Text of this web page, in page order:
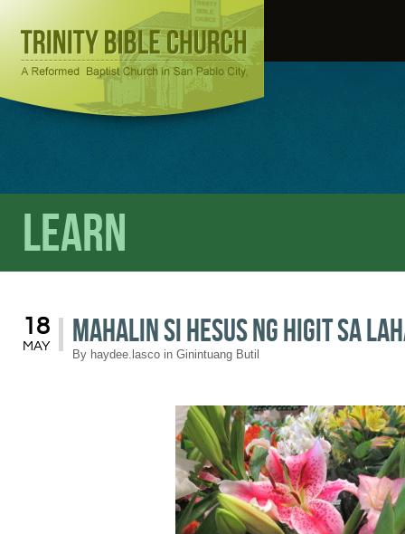
Learn
18
MAY Mahalin si Hesus ng Higit sa
By haydee.lasco in Ginintuang Butil